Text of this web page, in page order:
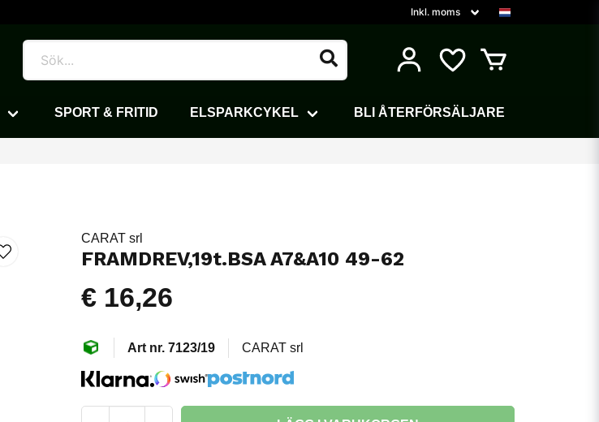
SPORT & FRITID ELSPARKCYKEL BLI ÅTERFÖRSÄLJARE
CARAT srl
FRAMDREV,19t.BSA A7&A10 49-62
€ 16,26
7123/19 CARAT srl